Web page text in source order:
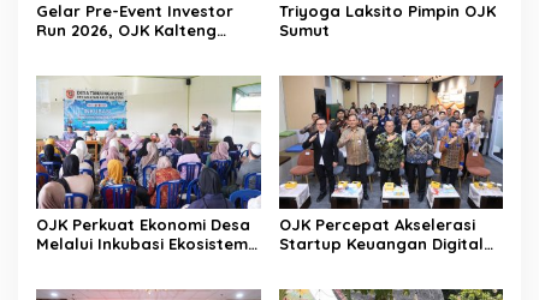
Gelar Pre-Event Investor
Run 2026, OJK Kalteng
Triyoga Laksito Pimpin OJK
Sumut
OJK Perkuat Ekonomi Desa
Melalui Inkubasi Ekosistem
OJK Percepat Akselerasi
Startup Keuangan Digital